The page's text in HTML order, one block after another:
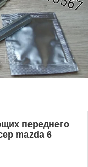
переднего
mazda 6